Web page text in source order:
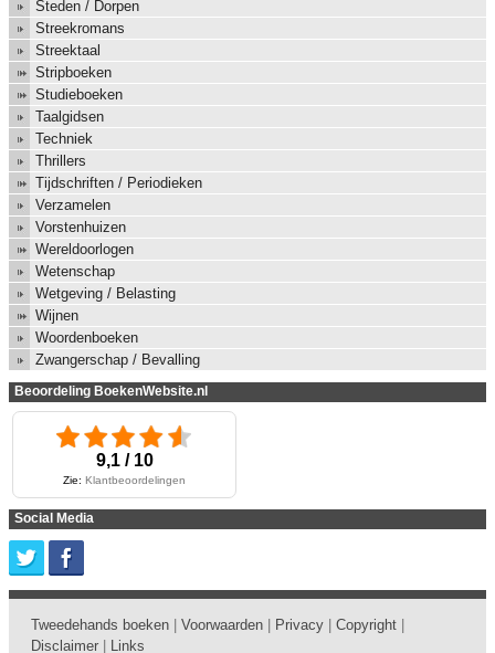
Steden / Dorpen
Streekromans
Streektaal
Stripboeken
Studieboeken
Taalgidsen
Techniek
Thrillers
Tijdschriften / Periodieken
Verzamelen
Vorstenhuizen
Wereldoorlogen
Wetenschap
Wetgeving / Belasting
Wijnen
Woordenboeken
Zwangerschap / Bevalling
Beoordeling BoekenWebsite.nl
9,1 / 10
Zie: Klantbeoordelingen
Social Media
Tweedehands boeken Voorwaarden Privacy Copyright
Disclaimer
Links